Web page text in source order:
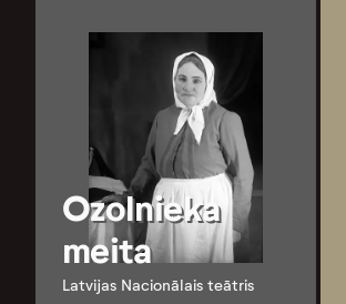
Ozolnieka
meita
Latvijas Nacionālais teātris